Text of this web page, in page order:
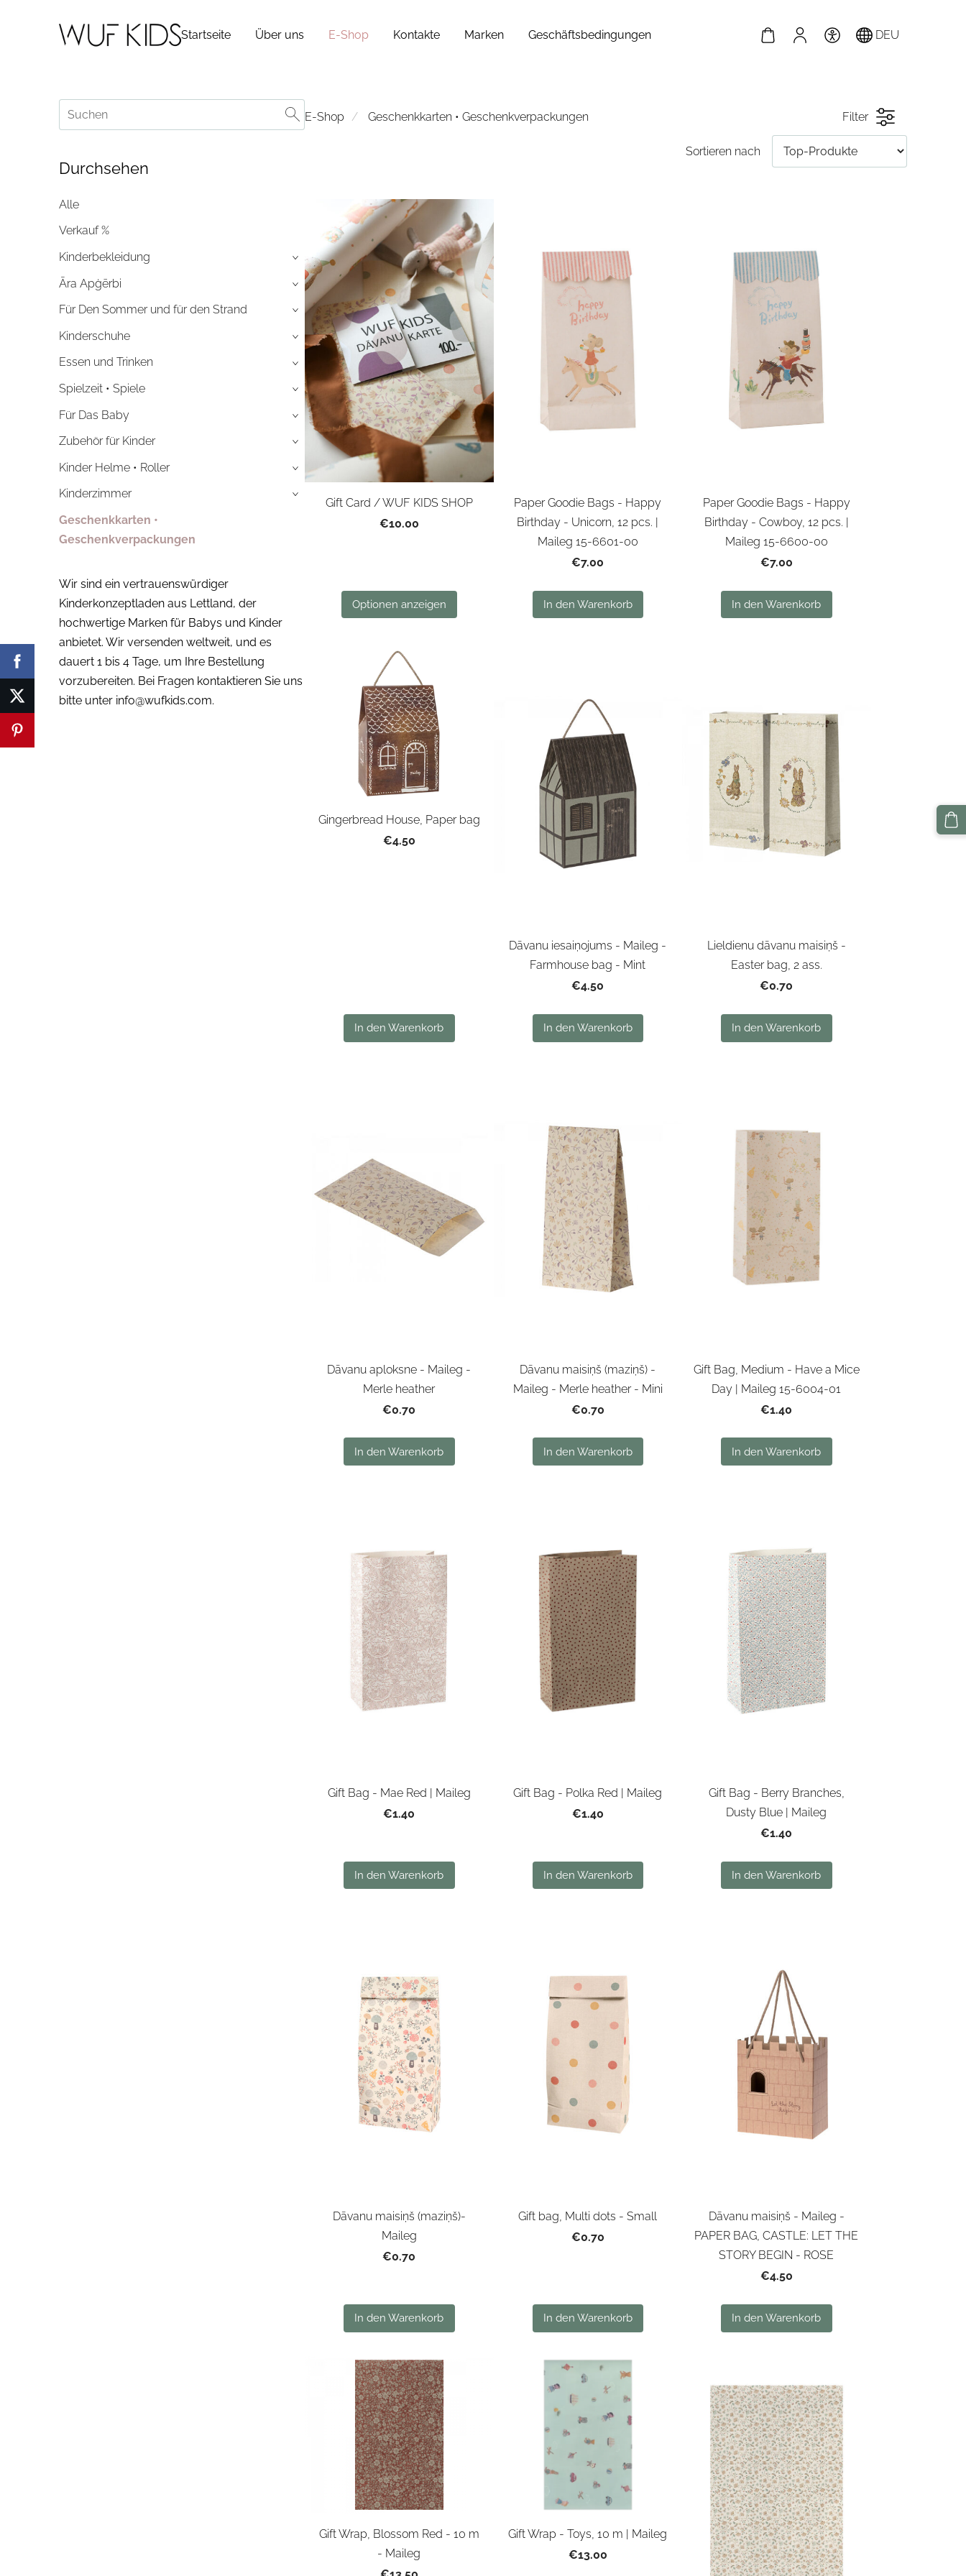
Startseite Über uns E-Shop Kontakte Marken Geschäftsbedingungen DEU
Durchsehen
Alle
Verkauf %
Kinderbekleidung
›
Āra Apģērbi ›
Für Den Sommer und für den Strand ›
Kinderschuhe ›
Essen und Trinken ›
Spielzeit • Spiele ›
Für Das Baby ›
Zubehör für Kinder ›
Kinder Helme • Roller ›
Kinderzimmer ›
Geschenkkarten •
Geschenkverpackungen
Wir sind ein vertrauenswürdiger
Kinderkonzeptladen aus Lettland, der
hochwertige Marken für Babys und Kinder
anbietet. Wir versenden weltweit, und es
dauert 1 bis 4 Tage, um Ihre Bestellung
vorzubereiten. Bei Fragen kontaktieren Sie uns
bitte unter info@wufkids.com.
E-Shop Geschenkkarten • Geschenkverpackungen Filter
Sortieren nach
Gift Card / WUF KIDS SHOP
€10.00
Optionen anzeigen
Paper Goodie Bags - Happy
Birthday - Unicorn, 12 pcs. |
Maileg 15-6601-00
€7.00
In den Warenkorb
Paper Goodie Bags - Happy
Birthday - Cowboy, 12 pcs. |
Maileg 15-6600-00
€7.00
In den Warenkorb
Gingerbread House, Paper bag
€4.50
In den Warenkorb
Dāvanu iesaiņojums - Maileg -
Farmhouse bag - Mint
€4.50
In den Warenkorb
Lieldienu dāvanu maisiņš -
Easter bag, 2 ass.
€0.70
In den Warenkorb
Dāvanu aploksne - Maileg -
Merle heather
€0.70
In den Warenkorb
Dāvanu maisiņš (maziņš) -
Maileg - Merle heather - Mini
€0.70
In den Warenkorb
Gift Bag, Medium - Have a Mice
Day | Maileg 15-6004-01
€1.40
In den Warenkorb
Gift Bag - Mae Red | Maileg
€1.40
In den Warenkorb
Gift Bag - Polka Red | Maileg
€1.40
In den Warenkorb
Gift Bag - Berry Branches,
Dusty Blue | Maileg
€1.40
In den Warenkorb
Dāvanu maisiņš (maziņš)-
Maileg
€0.70
In den Warenkorb
Gift bag, Multi dots - Small
€0.70
In den Warenkorb
Dāvanu maisiņš - Maileg -
PAPER BAG, CASTLE: LET THE
STORY BEGIN - ROSE
€4.50
In den Warenkorb
Gift Wrap, Blossom Red - 10 m
- Maileg
Gift Wrap - Toys, 10 m | Maileg
€13.00